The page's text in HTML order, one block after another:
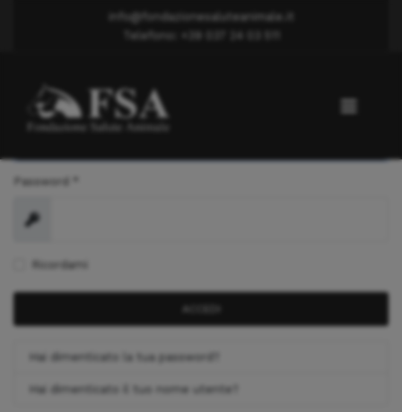
info@fondazionesaluteanimale.it
Telefono: +39 037 24 03 511
Nome utente *
Password
Mostra
Ricordami
Hai dimenticato la tua password?
Hai dimenticato il tuo nome utente?